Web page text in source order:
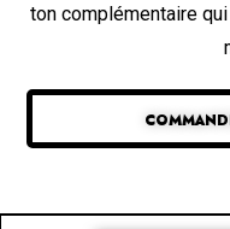
ton complémentaire